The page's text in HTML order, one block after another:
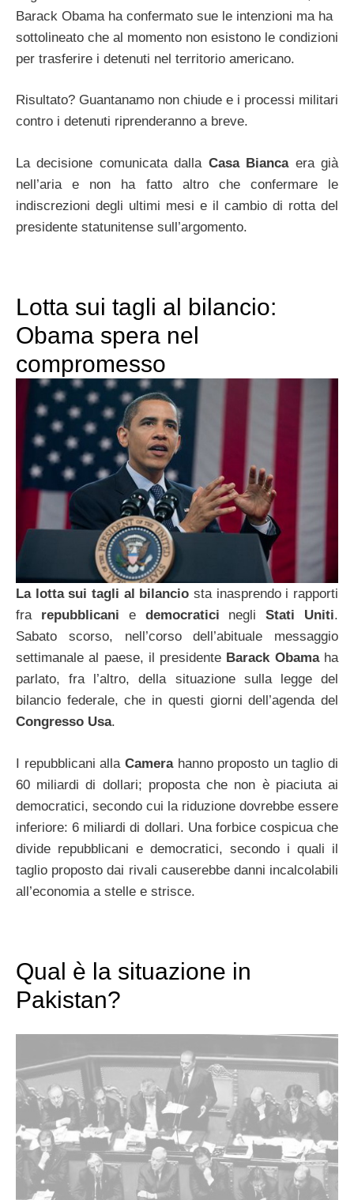
Barack Obama ha confermato sue le intenzioni ma ha
sottolineato che al momento non esistono le condizioni
per trasferire i detenuti nel territorio americano.
Risultato? Guantanamo non chiude e i processi militari
contro i detenuti riprenderanno a breve.
La decisione comunicata dalla Casa Bianca era già
nell’aria e non ha fatto altro che confermare le
indiscrezioni degli ultimi mesi e il cambio di rotta del
presidente statunitense sull’argomento.
Lotta sui tagli al bilancio:
Obama spera nel
compromesso
La lotta sui tagli al bilancio sta inasprendo i rapporti
fra repubblicani e democratici negliStati Uniti.
Sabato scorso, nell’corso dell’abituale messaggio
settimanale al paese, il presidente Barack Obama ha
parlato, fra l’altro, della situazione sulla legge del
bilancio federale, che in questi giorni dell’agenda del
Congresso Usa.
I repubblicani alla Camera hanno proposto un taglio di
60 miliardi di dollari; proposta che non è piaciuta ai
democratici, secondo cui la riduzione dovrebbe essere
inferiore: 6 miliardi di dollari. Una forbice cospicua che
divide repubblicani e democratici, secondo i quali il
taglio proposto dai rivali causerebbe danni incalcolabili
all’economia a stelle e strisce.
Qual è la situazione in
Pakistan?